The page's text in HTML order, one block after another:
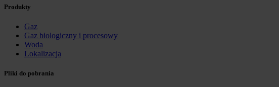
Produkty
Gaz
Gaz biologiczny i procesowy
Woda
Lokalizacja
Pliki do pobrania